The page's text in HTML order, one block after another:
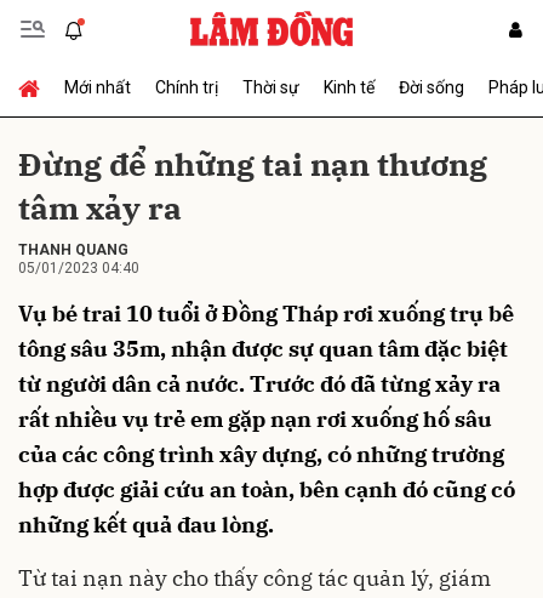
Mới nhất Chính trị Thời sự Kinh tế Đời sống Pháp
Đừng để những tai nạn thương
tâm xảy ra
THANH QUANG
05/01/2023 04:40
Vụ bé trai 10 tuổi ở Đồng Tháp rơi xuống trụ bê
tông sâu 35m, nhận được sự quan tâm đặc biệt
từ người dân cả nước. Trước đó đã từng xảy ra
rất nhiều vụ trẻ em gặp nạn rơi xuống hố sâu
của các công trình xây dựng, có những trường
hợp được giải cứu an toàn, bên cạnh đó cũng có
những kết quả đau lòng.
Từ tai nạn này cho thấy công tác quản lý, giám
Gửi bình luận
Gửi